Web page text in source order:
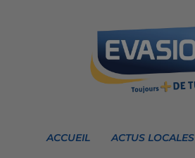
ACCUEIL ACTUS LOCALES